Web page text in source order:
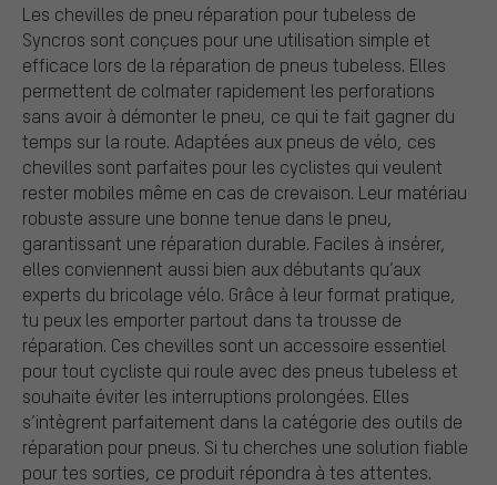
Les chevilles de pneu réparation pour tubeless de
Syncros sont conçues pour une utilisation simple et
efficace lors de la réparation de pneus tubeless. Elles
permettent de colmater rapidement les perforations
sans avoir à démonter le pneu, ce qui te fait gagner du
temps sur la route. Adaptées aux pneus de vélo, ces
chevilles sont parfaites pour les cyclistes qui veulent
rester mobiles même en cas de crevaison. Leur matériau
robuste assure une bonne tenue dans le pneu,
garantissant une réparation durable. Faciles à insérer,
elles conviennent aussi bien aux débutants qu’aux
experts du bricolage vélo. Grâce à leur format pratique,
tu peux les emporter partout dans ta trousse de
réparation. Ces chevilles sont un accessoire essentiel
pour tout cycliste qui roule avec des pneus tubeless et
souhaite éviter les interruptions prolongées. Elles
s’intègrent parfaitement dans la catégorie des outils de
réparation pour pneus. Si tu cherches une solution fiable
pour tes sorties, ce produit répondra à tes attentes.